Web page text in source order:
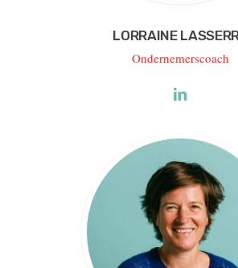
LORRAINE
Ondernemerscoach